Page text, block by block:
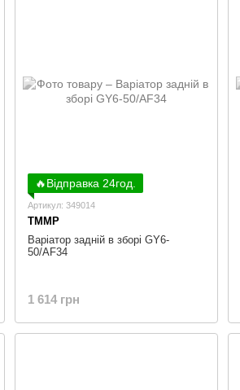
🔥Відправка 24год.
Артикул: 349014
TMMP
Варіатор задній в зборі GY6-
50/AF34
1 614 грн